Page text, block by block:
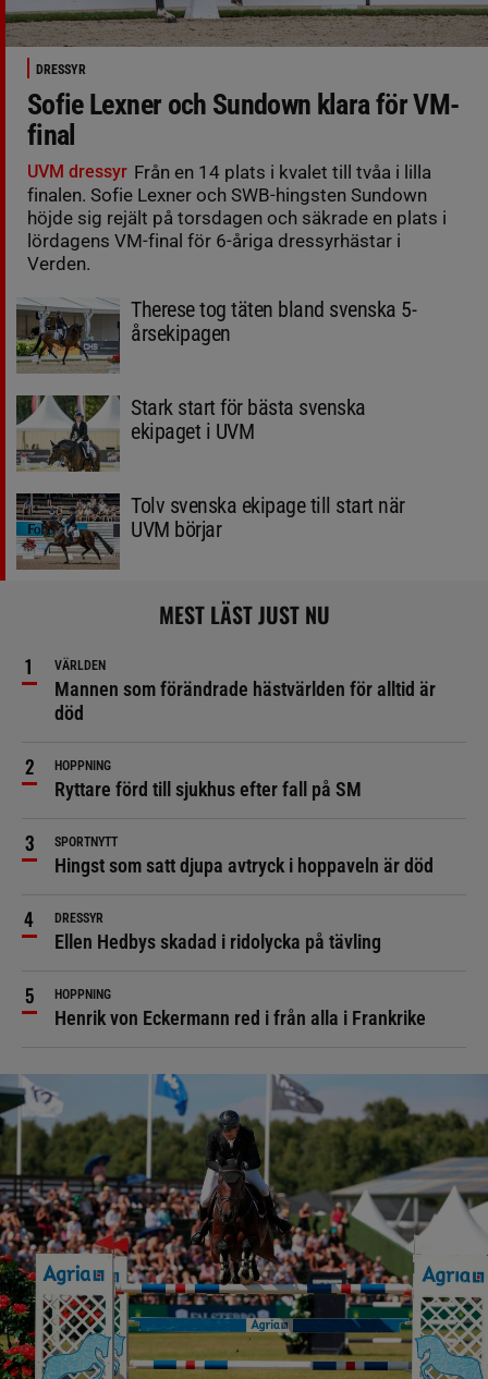
DRESSYR
Sofie Lexner och Sundown klara för VM-
final
UVM dressyr Från en 14 plats i kvalet till tvåa i lilla
finalen. Sofie Lexner och SWB-hingsten Sundown
höjde sig rejält på torsdagen och säkrade en plats i
lördagens VM-final för 6-åriga dressyrhästar i
Verden.
Therese tog täten bland svenska 5-
årsekipagen
Stark start för bästa svenska
ekipaget i UVM
Tolv svenska ekipage till start när
UVM börjar
MEST LÄST JUST NU
VÄRLDEN
Mannen som förändrade hästvärlden för alltid är
död
HOPPNING
Ryttare förd till sjukhus efter fall på SM
SPORTNYTT
Hingst som satt djupa avtryck i hoppaveln är död
DRESSYR
Ellen Hedbys skadad i ridolycka på tävling
HOPPNING
Henrik von Eckermann red i från alla i Frankrike